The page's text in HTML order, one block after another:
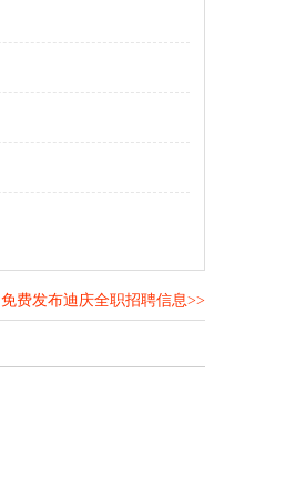
免费发布迪庆全职招聘信息>>